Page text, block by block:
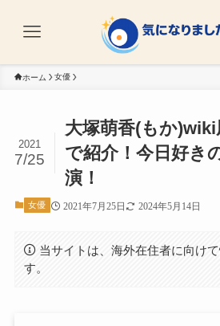
ホーム 女優
大塚萌香(もか
で紹介！今日好き
演！
2021
7/25
女優 2021年7月25日 2024年5月14日
当サイトは、海外在住者に向け
す。